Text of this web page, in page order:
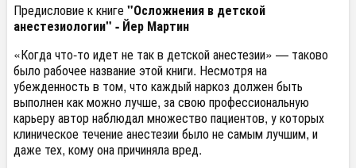
Предисловие к книге"Осложнения в детской
анестезиологии" - Йер Мартин
«Когда что-то идет не так в детской анестезии» — таково
было рабочее название этой книги. Несмотря на
убежденность в том, что каждый наркоз должен быть
выполнен как можно лучше, за свою профессиональную
карьеру автор наблюдал множество пациентов, у которых
клиническое течение анестезии было не самым лучшим, и
даже тех, кому она причиняла вред.